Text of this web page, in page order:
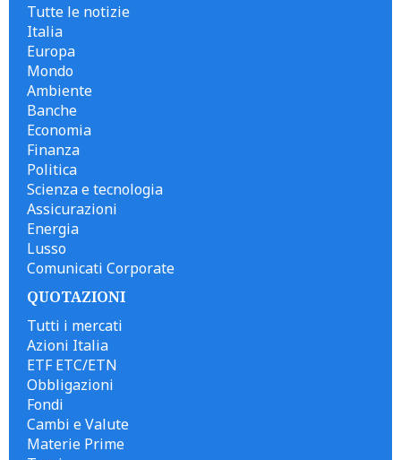
Tutte le notizie
Italia
Europa
Mondo
Ambiente
Banche
Economia
Finanza
Politica
Scienza e tecnologia
Assicurazioni
Energia
Lusso
Comunicati Corporate
QUOTAZIONI
Tutti i mercati
Azioni Italia
ETF ETC/ETN
Obbligazioni
Fondi
Cambi e Valute
Materie Prime